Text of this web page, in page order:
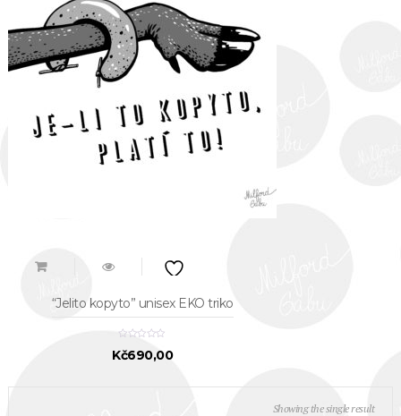
“Jelito kopyto” unisex EKO triko
Kč690,00
Showing the single result